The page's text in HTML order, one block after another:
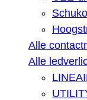
Alle
Alle